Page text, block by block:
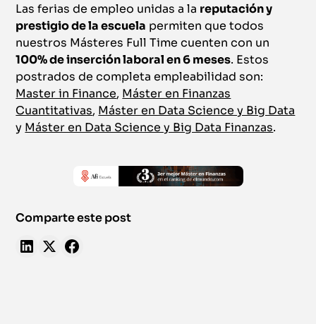
Las ferias de empleo unidas a la reputación y
prestigio de la escuela permiten que todos
nuestros Másteres Full Time cuenten con un
100% de inserción laboral en 6 meses. Estos
postrados de completa empleabilidad son:
Master in Finance, Máster en Finanzas
Cuantitativas, Máster en Data Science y Big Data
y Máster en Data Science y Big Data Finanzas.
Comparte este post